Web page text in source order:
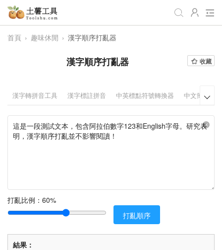
視頻處理
網站導航
首頁 › 趣味休閒 › 漢字順序打亂器
漢字順序打亂器 收藏
漢字轉拼音工具 漢字標註拼音 中英標點符號轉換器 中文簡繁體

打亂比例： 60%
打亂順序
結果：